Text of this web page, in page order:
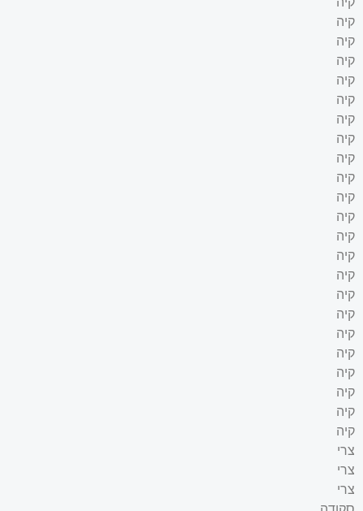
קיה
קיה
קיה
קיה
קיה
קיה
קיה
קיה
קיה
קיה
קיה
קיה
קיה
קיה
קיה
קיה
קיה
קיה
קיה
קיה
קיה
קיה
צרי
צרי
צרי